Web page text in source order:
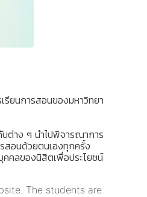
รียนการสอนของมหาวิทยา
บต่าง ๆ นำไปพิจารณาการ
สอนด้วยตนเองทุกครั้ง
คคลของนิสิตเพื่อประโยชน์
The students are